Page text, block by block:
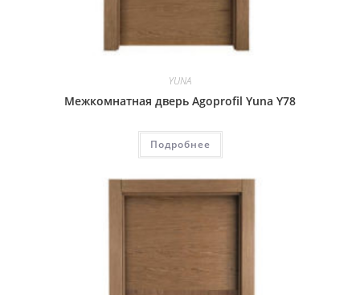
YUNA
Межкомнатная дверь Agoprofil Yuna Y78
Подробнее